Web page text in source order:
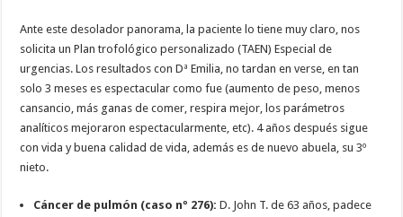
Ante este desolador panorama, la paciente lo tiene muy claro, nos
solicita un Plan trofológico personalizado (TAEN) Especial de
urgencias. Los resultados con Dª Emilia, no tardan en verse, en tan
solo 3 meses es espectacular como fue (aumento de peso, menos
cansancio, más ganas de comer, respira mejor, los parámetros
analíticos mejoraron espectacularmente, etc). 4 años después sigue
con vida y buena calidad de vida, además es de nuevo abuela, su 3º
nieto.
Cáncer de pulmón (caso nº 276):D. John T. de 63 años, padece